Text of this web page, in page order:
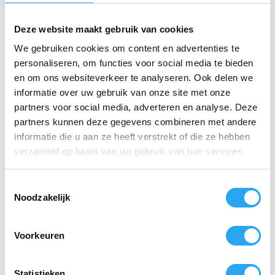
Deze website maakt gebruik van cookies
We gebruiken cookies om content en advertenties te
personaliseren, om functies voor social media te bieden
en om ons websiteverkeer te analyseren. Ook delen we
informatie over uw gebruik van onze site met onze
partners voor social media, adverteren en analyse. Deze
partners kunnen deze gegevens combineren met andere
informatie die u aan ze heeft verstrekt of die ze hebben
verzameld op basis van uw gebruik van hun services.
Noodzakelijk
Voorkeuren
bierslijm en beschadigingen aan de spoelborstels
verlengt de levensduur van de borstels.
Kies voor deDR. BECHER Bierglasreiniger Tabs
voor gegarandeerd glanzende, schone en schuimstabiele
glazen.
Gerelateerde producten